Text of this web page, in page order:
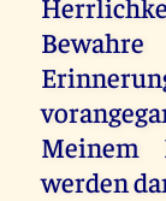
Meinem
werden